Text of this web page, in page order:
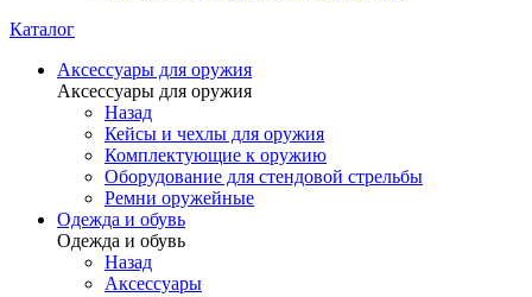
Каталог
Аксессуары для оружия
Аксессуары для оружия
Назад
Кейсы и чехлы для оружия
Комплектующие к оружию
Оборудование для стендовой стрельбы
Ремни оружейные
Одежда и обувь
Одежда и обувь
Назад
Аксессуары